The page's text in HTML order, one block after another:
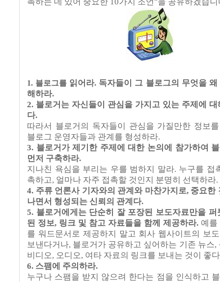
1. 블로그를 읽어라. 독자들이 그 블로그의 무엇을 왜
해하라.
2. 블로거는 자신들이 관심을 가지고 있는 주제에
대
다.
따라서 블로거의 독자들이 관심을 가질만한 정보를
블로그 운영자들과 관계를 형성하라.
3. 블로거가 제기한 주제에 대한 논의에 참가하여
먼저 구축하라.
지나친 욕심을 부리는 우를 범하지 말라. 누구를 접
촉하고, 얼마나 자주 접촉할 것인지 분명히 선택하라.
4. 주류 언론사 기자와의 관계와 마찬가지로, 중요한
나면서 형성되는 신뢰의 관계다.
5. 블로거에게는 단순히 잘 포장된 보도자료만을 퍼
된 정보, 링크 및 참고 자료들을 함께 제공하라. 예를
를 워드문서로 제공하지 말고 회사 웹사이트의
보
보낸다거나, 블로거가 공유하고 싶어하는 기존 뉴스,
비디오 , 오디오 , 여타 자료의 링크를 보내는 것이 좋다
6. 스팸에
주의하라.
누구나 스팸을 받지 않으려 한다는 점을 인식하고